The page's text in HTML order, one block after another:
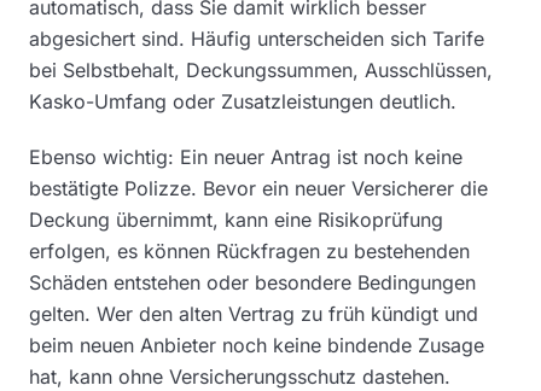
automatisch, dass Sie damit wirklich besser
abgesichert sind. Häufig unterscheiden sich Tarife
bei Selbstbehalt, Deckungssummen, Ausschlüssen,
Kasko-Umfang oder Zusatzleistungen deutlich.
Ebenso wichtig: Ein neuer Antrag ist noch keine
bestätigte Polizze. Bevor ein neuer Versicherer die
Deckung übernimmt, kann eine Risikoprüfung
erfolgen, es können Rückfragen zu bestehenden
Schäden entstehen oder besondere Bedingungen
gelten. Wer den alten Vertrag zu früh kündigt und
beim neuen Anbieter noch keine bindende Zusage
hat, kann ohne Versicherungsschutz dastehen.